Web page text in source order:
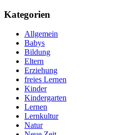
Kategorien
Allgemein
Babys
Bildung
Eltern
Erziehung
freies Lernen
Kinder
Kindergarten
Lernen
Lernkultur
Natur